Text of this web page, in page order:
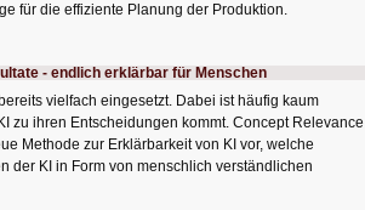
für die effiziente Planung der Produktion.
- endlich erklärbar für Menschen
vielfach eingesetzt. Dabei ist häufig kaum
zu ihren Entscheidungen kommt. Concept Relevance
Methode zur Erklärbarkeit von KI vor, welche
der KI in Form von menschlich verständlichen